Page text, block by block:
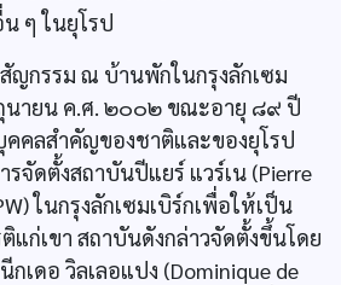
ๆ ในยุโรป
ญกรรม ณ บ้านพักในกรุงลักเซม
นายน ค.ศ. ๒๐๐๒ ขณะอายุ ๘๙ ปี
คคลสำคัญของชาติและของยุโรป
จัดตั้งสถาบันปีแยร์ แวร์เน (Pierre
ในกรุงลักเซมเบิร์กเพื่อให้เป็น
แก่เขา สถาบันดังกล่าวจัดตั้งขึ้นโดย
เดอ วิลเลอแปง (Dominique de